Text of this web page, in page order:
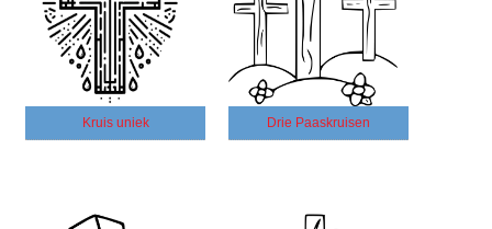
Kruis uniek Drie Paaskruisen